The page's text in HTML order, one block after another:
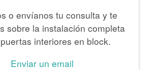
o envíanos tu consulta y te
sobre la instalación completa
interiores en block.
Enviar un email